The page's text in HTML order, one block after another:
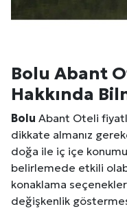
Bolu Abant
Hakkında
Bolu Abant Oteli
dikkate almanız
doğa ile iç içe
belirlemede etkili
konaklama
değişkenlik